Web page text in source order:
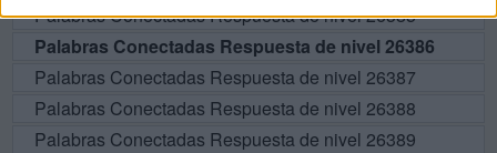
Palabras Conectadas Respuesta de nivel 26385
Palabras Conectadas Respuesta de nivel 26386
Palabras Conectadas Respuesta de nivel 26387
Palabras Conectadas Respuesta de nivel 26388
Palabras Conectadas Respuesta de nivel 26389